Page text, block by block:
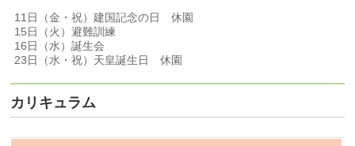
11日（金・祝）建国記念の日 休園
15日（火）避難訓練
16日（水）誕生会
23日（水・祝）天皇誕生日 休園
カリキュラム